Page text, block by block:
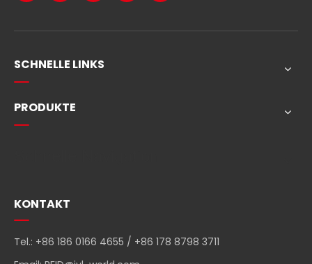
SCHNELLE LINKS
PRODUKTE
KONTAKT
Tel.: +86 186 0166 4655 / +86 178 8798 3711